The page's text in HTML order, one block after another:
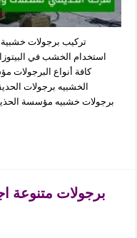
تركيب برجولات
استخدام الخشب في
كافة أنواع
الخشبيه برجولات
برجولات خشبيه مؤسسة
برجولات متنوعة